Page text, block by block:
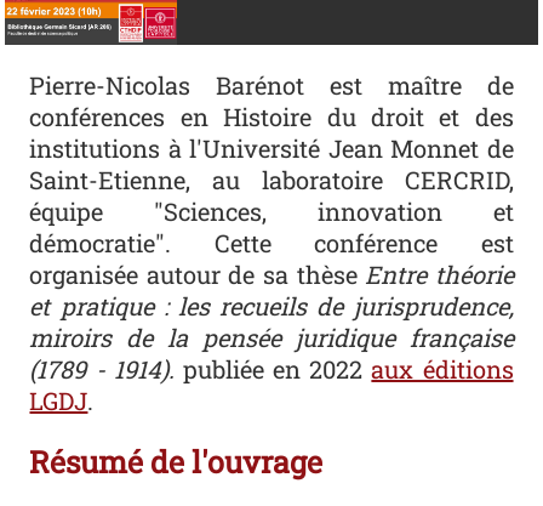
Pierre-Nicolas Barénot est maître de
conférences en Histoire du droit et des
institutions à l'Université Jean Monnet de
Saint-Etienne, au laboratoire CERCRID,
équipe "Sciences, innovation et
démocratie". Cette conférence est
organisée autour de sa thèse Entre théorie
et pratique : les recueils de jurisprudence,
miroirs de la pensée juridique française
(1789 - 1914). publiée en 2022aux éditions
LGDJ.
Résumé de l'ouvrage